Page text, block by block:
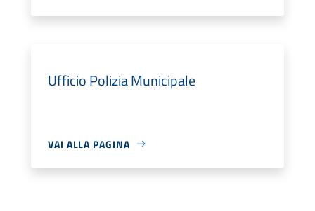
Ufficio Polizia Municipale
VAI ALLA PAGINA